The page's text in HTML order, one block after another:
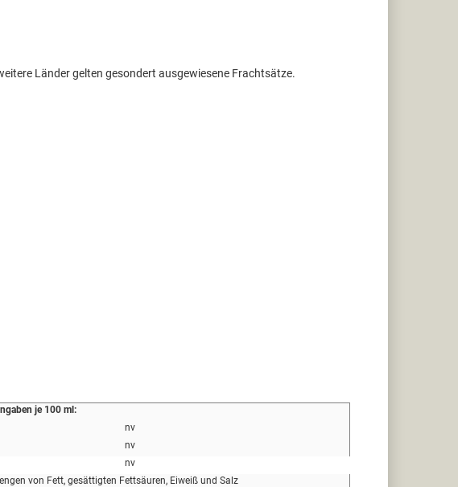
Länder gelten gesondert ausgewiesene Frachtsätze.
je 100 ml:
nv
nv
nv
von Fett, gesättigten Fettsäuren, Eiweiß und Salz